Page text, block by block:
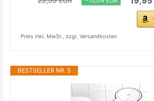
Preis inkl. MwSt., zzgl. Versandkosten
BESTSELLER NR. 5